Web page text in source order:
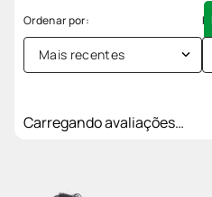
Mais recentes
Carregando avaliações…